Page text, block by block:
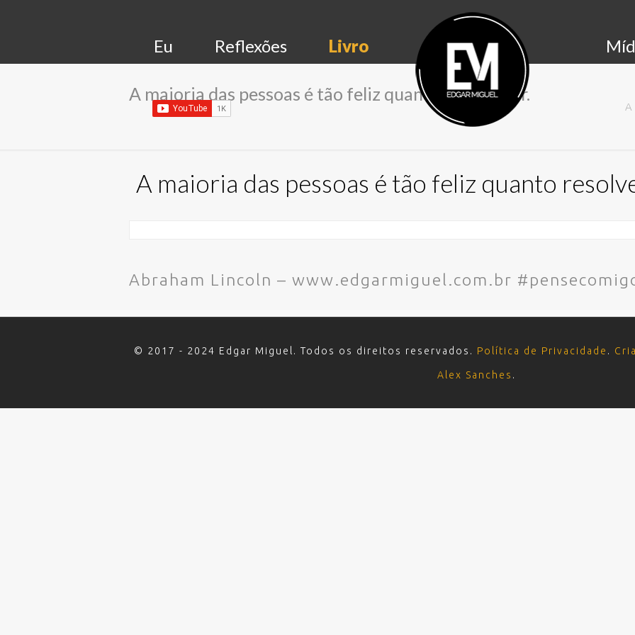
Eu Reflexões Livro
A maioria das pessoas é tão feliz quanto resolve ser.
A maioria das pessoas é tão feliz quanto
Abraham Lincoln – www.edgarmiguel.com.br
© 2017 - 2024 Edgar Miguel. Todos os direitos reservados. Política de Privacidade .
Alex Sanches .